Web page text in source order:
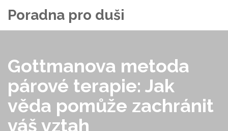
Poradna pro duši
Gottmanova metoda
párové terapie: Jak
věda pomůže zachránit
váš vztah